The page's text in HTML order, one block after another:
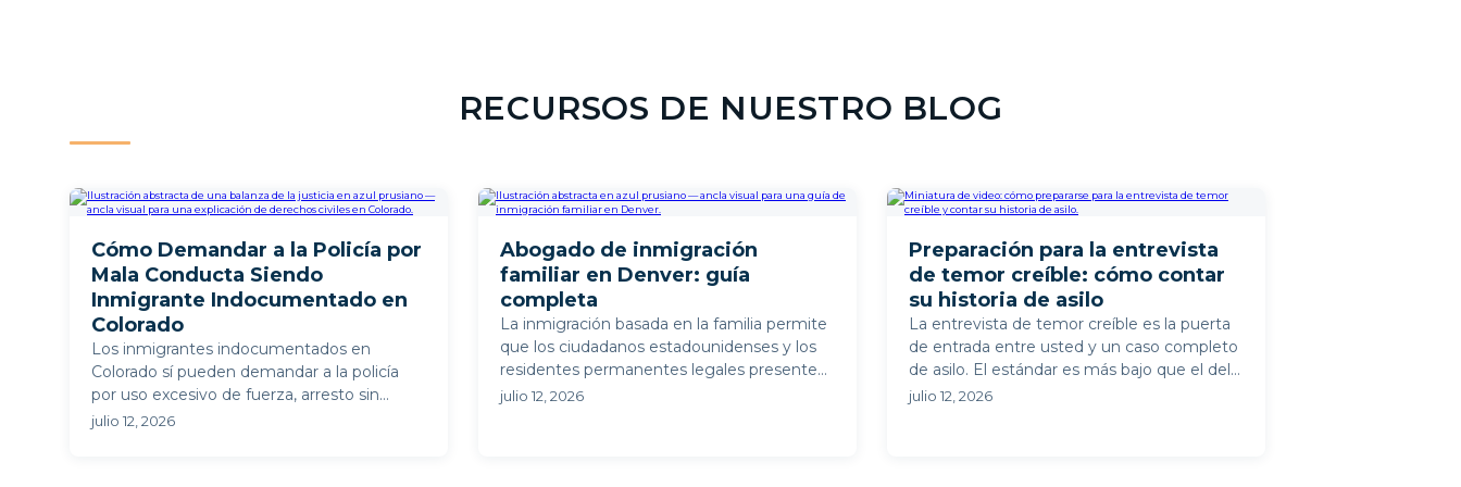
RECURSOS DE NUESTRO BLOG
Cómo Demandar a la Policía por
Mala Conducta Siendo
Inmigrante Indocumentado en
Colorado
Los inmigrantes indocumentados en
Colorado sí pueden demandar a la policía
por uso excesivo de fuerza, arresto sin
causa u otras violaciones de derechos ...
julio 12, 2026
Abogado de inmigración
familiar en Denver: guía
completa
La inmigración basada en la familia permite
que los ciudadanos estadounidenses y los
residentes permanentes legales presenten
peticiones para determinados ...
julio 12, 2026
Preparación para la entrevista
de temor creíble: cómo contar
su historia de asilo
La entrevista de temor creíble es la puerta
de entrada entre usted y un caso completo
de asilo. El estándar es más bajo que el del
asilo completo — una ...
julio 12, 2026